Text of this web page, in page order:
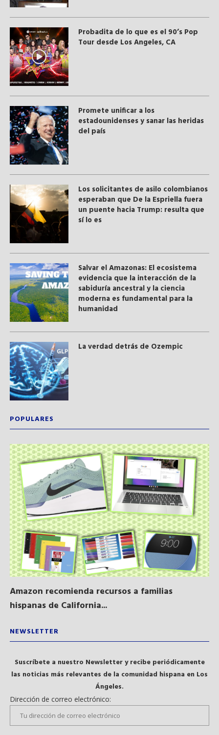
Probadita de lo que es el 90’s Pop
Tour desde Los Angeles, CA
Promete unificar a los
estadounidenses y sanar las heridas
del país
Los solicitantes de asilo colombianos
esperaban que De la Espriella fuera
un puente hacia Trump: resulta que
sí lo es
Salvar el Amazonas: El ecosistema
evidencia que la interacción de la
sabiduría ancestral y ​la ciencia
moderna​ es fundamental para la
humanidad
La verdad detrás de Ozempic
POPULARES
Amazon recomienda recursos a familias
hispanas de California...
NEWSLETTER
Suscríbete a nuestro Newsletter y recibe periódicamente
las noticias más relevantes de la comunidad hispana en Los
Ángeles.
Dirección de correo electrónico: